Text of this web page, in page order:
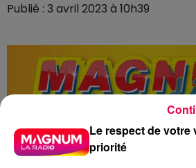
Publié : 3 avril 2023 à 10h39
Le respect de votre
priorité